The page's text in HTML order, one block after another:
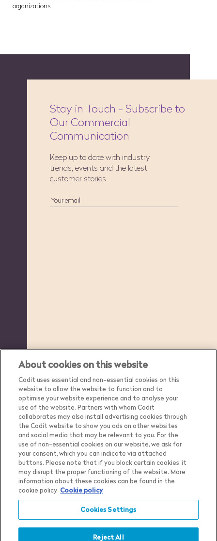
Show me the content for
Belgium
in English
organizations.
Stay in Touch - Subscribe to
Our Commercial
Communication
Keep up to date with industry
trends, events and the latest
customer stories
Country Belgium
Language English
Privacy Notice
Cookie Settings
About cookies on this website
Codit uses essential and non-essential cookies on this
website to allow the website to function and to
optimise your website experience and to analyse your
use of the website. Partners with whom Codit
collaborates may also install advertising cookies through
the Codit website to show you ads on other websites
and social media that may be relevant to you. For the
use of non-essential cookies on our website, we ask for
your consent, which you can indicate via attached
buttons. Please note that if you block certain cookies, it
may disrupt the proper functioning of the website. More
information about these cookies can be found in the
cookie policy. Cookie policy
Cookies Settings
Reject All